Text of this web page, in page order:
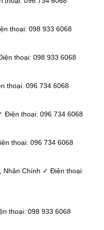
thoại: 098 933 6068
thoại: 098 933 6068
thoại: 096 734 6068
Điện thoại: 096 734 6068
thoại: 096 734 6068
Nhân Chính ✓ Điện thoại:
thoại: 098 933 6068